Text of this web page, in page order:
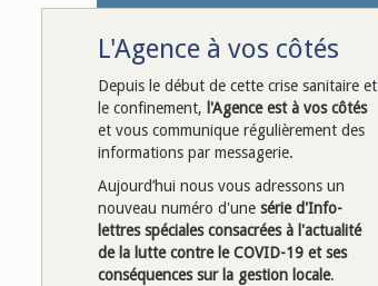
L'Agence à vos côtés
Depuis le début de cette crise sanitaire et
le confinement, l'Agence est à vos côtés
et vous communique régulièrement des
informations par messagerie.
Aujourd’hui nous vous adressons un
nouveau numéro d'une série d'Info-
lettres spéciales consacrées à l'actualité
de la lutte contre le COVID-19 et ses
conséquences sur la gestion locale.